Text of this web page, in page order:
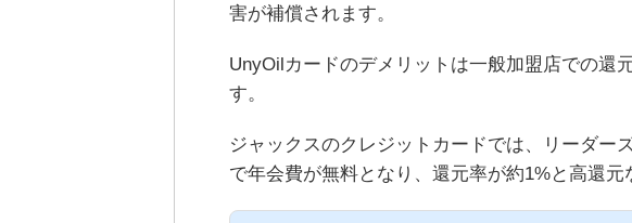
害が補償されます。
UnyOilカードのデメリットは一般加盟店での還
す。
ジャックスのクレジットカードでは、リーダー
で年会費が無料となり、還元率が約1%と高還元